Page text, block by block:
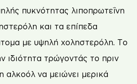
πυκνότητας λιποπρωτεΐνη
και τα επίπεδα
με υψηλή χοληστερόλη. Το
ιδιότητα τρώγοντάς το πριν
να μειώνει μερικά